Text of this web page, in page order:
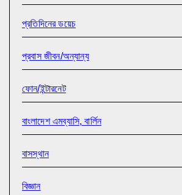
প্রতিদিনের ডয়েচ
প্রবাস জীবন/অন্যান্য
ফোন/ইন্টারনেট
বাংলাদেশ এমব্যাসি, বার্লিন
বাসস্থান
বিজ্ঞান